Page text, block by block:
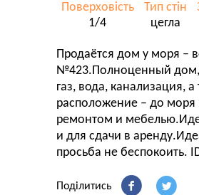
Поверховість
1/4
Тип стін
цегла
Продаётся дом у моря –
№423.Полноценный дом,
газ, вода, канализация,
расположение – до моря
ремонтом и
и для сдачи в
просьба не беспокоить.
Поділитись